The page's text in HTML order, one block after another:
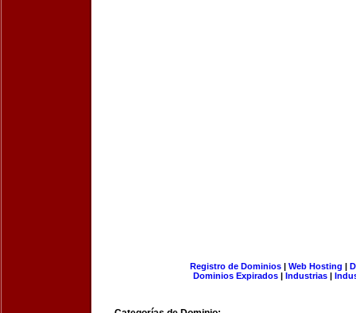
Registro de Dominios| Web Hosting |
Dominios Expirados | Industrias |